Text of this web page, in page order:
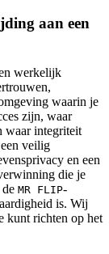
aan een
werkelijk
waarin je
zijn, waar
waar integriteit
veilig
en een
die je
MR FLIP-
is. Wij
kunt richten op het